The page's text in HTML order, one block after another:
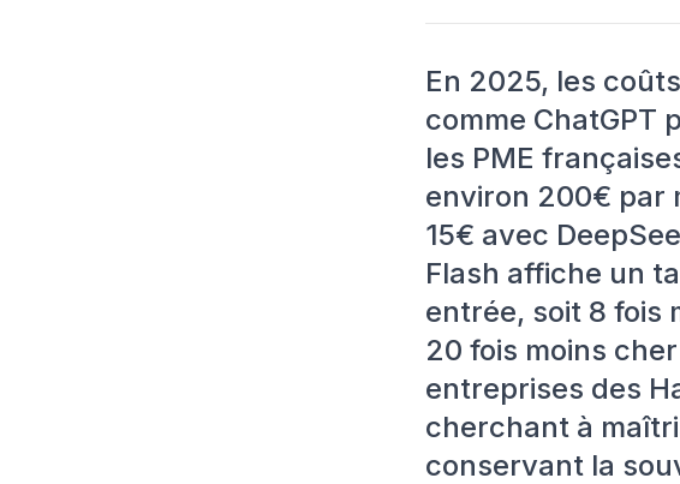
En 2025, les
comme ChatGPT
les PME
environ 200€ par
15€ avec
Flash affiche un
entrée, soit 8 fois
20 fois moins
entreprises des
cherchant à
conservant la